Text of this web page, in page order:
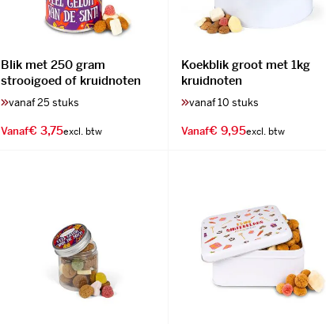
Blik met 250 gram
strooigoed of kruidnoten
vanaf 25 stuks
Vanaf€ 3,75
Koekblik groot met 1kg
kruidnoten
vanaf 10 stuks
Vanaf€ 9,95